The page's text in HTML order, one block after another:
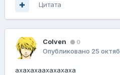
Цитата
Сolven 0
Опубликовано 25
ахахахаахахахаха